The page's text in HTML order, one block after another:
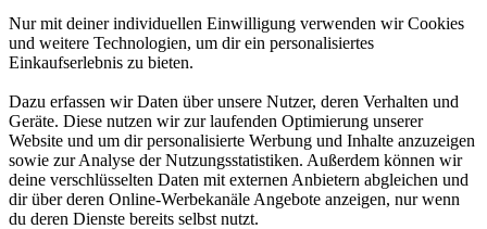
Nur mit deiner individuellen Einwilligung verwenden wir Cookies
und weitere Technologien, um dir ein personalisiertes
Einkaufserlebnis zu bieten.
Dazu erfassen wir Daten über unsere Nutzer, deren Verhalten und
Geräte. Diese nutzen wir zur laufenden Optimierung unserer
Website und um dir personalisierte Werbung und Inhalte anzuzeigen
sowie zur Analyse der Nutzungsstatistiken. Außerdem können wir
deine verschlüsselten Daten mit externen Anbietern abgleichen und
dir über deren Online-Werbekanäle Angebote anzeigen, nur wenn
du deren Dienste bereits selbst nutzt.